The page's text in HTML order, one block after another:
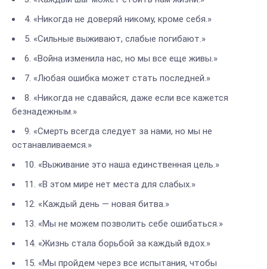
4. «Никогда не доверяй никому, кроме себя.»
5. «Сильные выживают, слабые погибают.»
6. «Война изменила нас, но мы все еще живы.»
7. «Любая ошибка может стать последней.»
8. «Никогда не сдавайся, даже если все кажется
безнадежным.»
9. «Смерть всегда следует за нами, но мы не
останавливаемся.»
10. «Выживание это наша единственная цель.»
11. «В этом мире нет места для слабых.»
12. «Каждый день — новая битва.»
13. «Мы не можем позволить себе ошибаться.»
14. «Жизнь стала борьбой за каждый вдох.»
15. «Мы пройдем через все испытания, чтобы